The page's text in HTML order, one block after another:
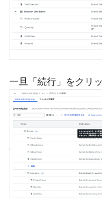
一旦「続行」をクリ